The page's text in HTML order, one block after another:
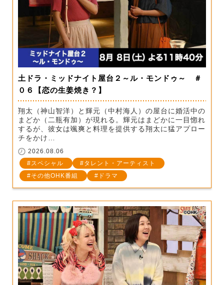
土ドラ・ミッドナイト屋台２～ル・モンドゥ～ ＃
０６【恋の生姜焼き？】
翔太（神山智洋）と輝元（中村海人）の屋台に婚活中の
まどか（二瓶有加）が現れる。輝元はまどかに一目惚れ
するが、彼女は颯爽と料理を提供する翔太に猛アプロー
チをかけ…
2026.08.06
スペシャル
タレント・アーティスト
その他OHK番組
ドラマ